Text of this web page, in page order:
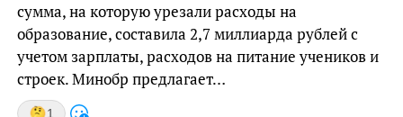
сумма, на которую урезали расходы на
образование, составила 2,7 миллиарда рублей с
учетом зарплаты, расходов на питание учеников и
строек. Минобр предлагает…
1